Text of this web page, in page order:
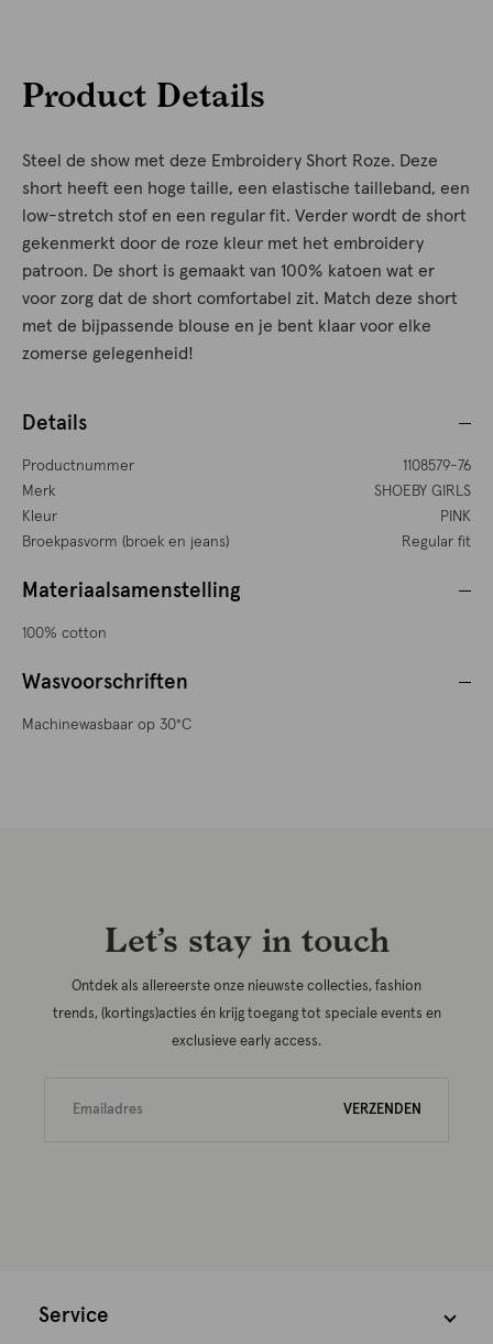
Product Details
Steel de show met deze Embroidery Short Roze. Deze
short heeft een hoge taille, een elastische tailleband, een
low-stretch stof en een regular fit. Verder wordt de short
gekenmerkt door de roze kleur met het embroidery
patroon. De short is gemaakt van 100% katoen wat er
voor zorg dat de short comfortabel zit. Match deze short
met de bijpassende blouse en je bent klaar voor elke
zomerse gelegenheid!
Details
Productnummer
1108579-76
Merk
SHOEBY GIRLS
Kleur
PINK
Broekpasvorm (broek en jeans)
Regular fit
Materiaalsamenstelling
100% cotton
Wasvoorschriften
Machinewasbaar op 30°C
Let’s stay in touch
Ontdek als allereerste onze nieuwste collecties, fashion
trends, (kortings)acties én krijg toegang tot speciale events en
exclusieve early access.
VERZENDEN
Service